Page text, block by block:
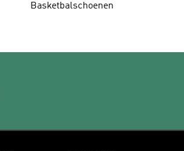
Basketbalschoenen